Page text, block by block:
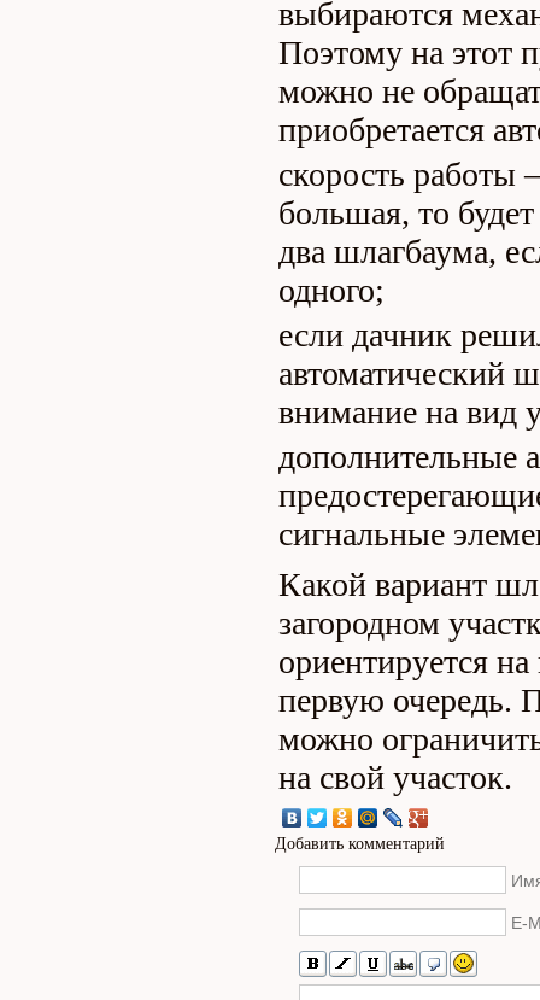
выбираются
Поэтому на этот
можно не
приобретается
скорость работы
большая, то
два шлагбаума,
одного;
если дачник
автоматический
внимание на вид
дополнительные
сигнальные
Какой вариант
загородном
ориентируется
первую очередь.
можно
на свой участок.
Добавить комментарий
E-